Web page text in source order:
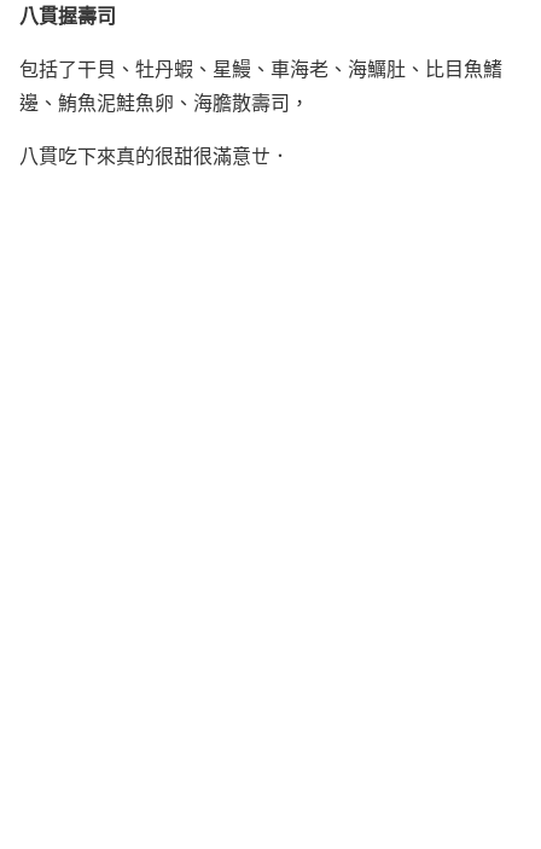
八貫握壽司
包括了干貝、牡丹蝦、星鰻、車海老、 海鱱肚、 比目魚鰭
邊、鮪魚泥鮭魚卵、海膽散壽司 ，
八貫吃下來真的很甜很滿意ㄝ．